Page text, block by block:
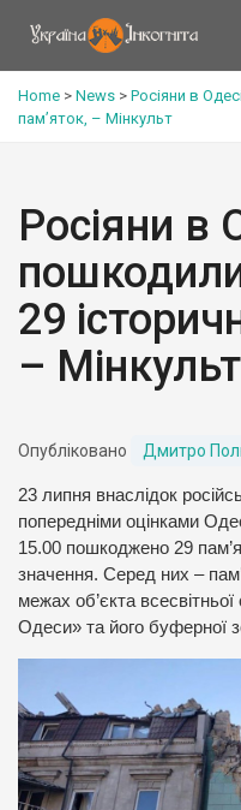
Home > News > Росіяни в
пам’яток, – Мінкульт
Росіяни в
29
– Мінкульт
Опубліковано Дмитро
23 липня внаслідок
попередніми оцінками
15.00 пошкоджено 29
значення. Серед них –
межах об’єкта
Одеси» та його буферної